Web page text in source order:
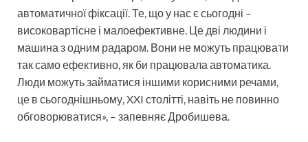
автоматичної фіксації. Те, що у нас є сьогодні –
високовартісне і малоефективне. Це дві людини і
машина з одним радаром. Вони не можуть працювати
так само ефективно, як би працювала автоматика.
Люди можуть займатися іншими корисними речами,
це в сьогоднішньому, XXI столітті, навіть не повинно
обговорюватися», – запевняє Дробишева.